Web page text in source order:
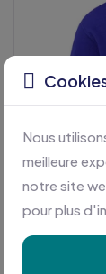
Nous
meilleure
notre site
pour plus